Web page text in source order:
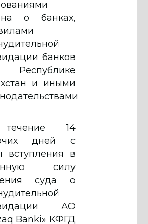
о банках,
банков
и иными
14
дней с
вступления в
силу
суда о
АО
Banki» КФГД